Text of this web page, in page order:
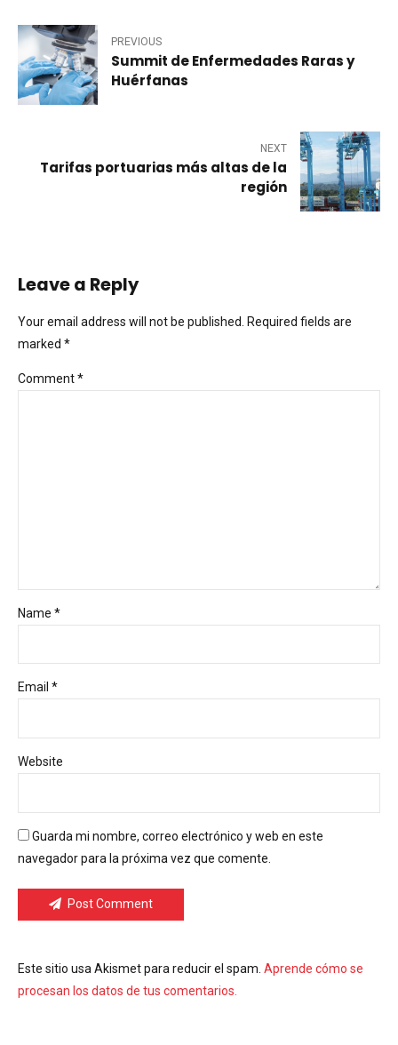
PREVIOUS
Summit de Enfermedades Raras y
Huérfanas
NEXT
Tarifas portuarias más altas de la
región
Leave a Reply
Your email address will not be published. Required fields are
marked *
Comment*
Name *
Email *
Website
Guarda mi nombre, correo electrónico y web en este
navegador para la próxima vez que comente.
Post Comment
Este sitio usa Akismet para reducir el spam. Aprende cómo se
procesan los datos de tus comentarios.